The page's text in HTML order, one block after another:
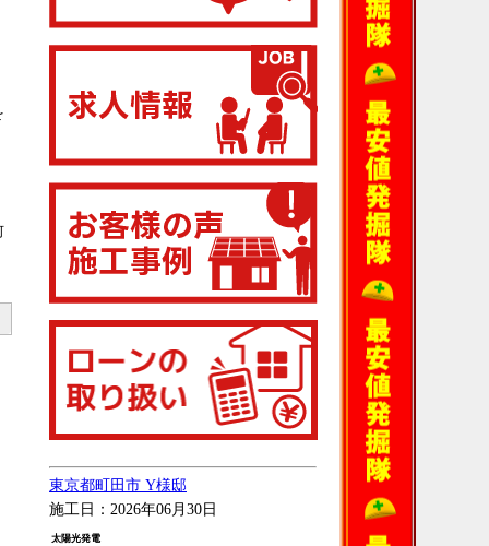
東京都町田市 Y様邸
施工日：2026年06月30日
太陽光発電